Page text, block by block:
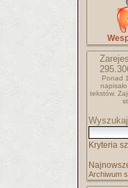
Ponad
napisało
tekstów.
Kryteria
Archiwum